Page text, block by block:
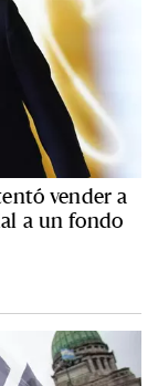
vender a
a un fondo